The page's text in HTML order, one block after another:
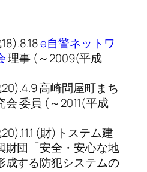
e自警ネットワ
理事 (～2009(平成
高崎問屋町まち
会 委員 (～2011(平成
(財)トステム建
財団「安全・安心な地
成する防犯システムの